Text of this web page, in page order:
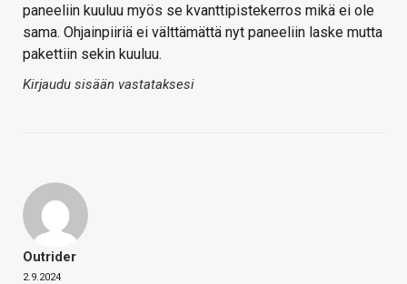
paneeliin kuuluu myös se kvanttipistekerros mikä ei ole
sama. Ohjainpiiriä ei välttämättä nyt paneeliin laske mutta
pakettiin sekin kuuluu.
Kirjaudu sisään vastataksesi
Outrider
2.9.2024